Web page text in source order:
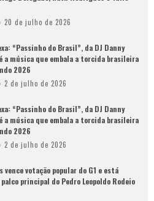
20 de julho de 2026
“Passinho do Brasil”, da DJ Danny
a música que embala a torcida brasileira
2026
2 de julho de 2026
“Passinho do Brasil”, da DJ Danny
a música que embala a torcida brasileira
2026
2 de julho de 2026
vence votação popular do G1 e está
principal do Pedro Leopoldo Rodeio